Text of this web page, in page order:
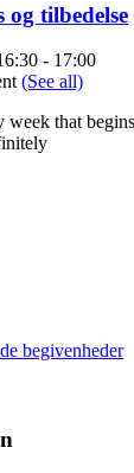
og tilbedelse
- 17:00
(See all)
week that
begivenheder